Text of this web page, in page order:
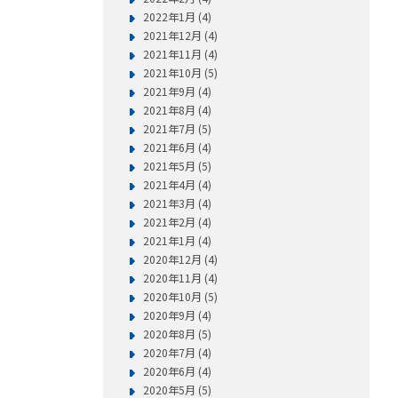
2022年1月 (4)
2021年12月 (4)
2021年11月 (4)
2021年10月 (5)
2021年9月 (4)
2021年8月 (4)
2021年7月 (5)
2021年6月 (4)
2021年5月 (5)
2021年4月 (4)
2021年3月 (4)
2021年2月 (4)
2021年1月 (4)
2020年12月 (4)
2020年11月 (4)
2020年10月 (5)
2020年9月 (4)
2020年8月 (5)
2020年7月 (4)
2020年6月 (4)
2020年5月 (5)